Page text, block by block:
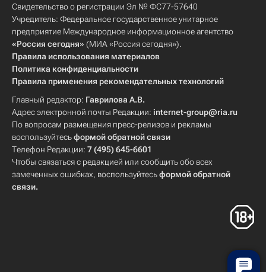
Свидетельство о регистрации Эл № ФС77-57640
Учредитель: Федеральное государственное унитарное
предприятие Международное информационное агентство
«Россия сегодня» (МИА «Россия сегодня»).
Правила использования материалов
Политика конфиденциальности
Правила применения рекомендательных технологий
Главный редактор: Гаврилова А.В.
Адрес электронной почты Редакции: internet-group@ria.ru
По вопросам размещения пресс-релизов и рекламы
воспользуйтесьформой обратной связи
Телефон Редакции: 7 (495) 645-6601
Чтобы связаться с редакцией или сообщить обо всех
замеченных ошибках, воспользуйтесьформой обратной
связи.